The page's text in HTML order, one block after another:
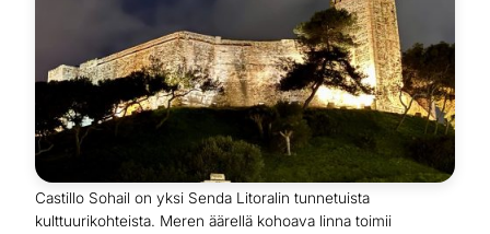
Castillo Sohail on yksi Senda Litoralin tunnetuista
kulttuurikohteista. Meren äärellä kohoava linna toimii